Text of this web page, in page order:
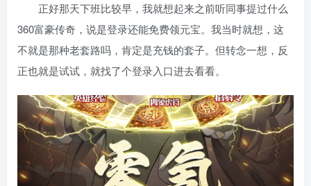
正好那天下班比较早，我就想起来之前听同事提过什么
360富豪传奇，说是登录还能免费领元宝。我当时就想，这
不就是那种老套路吗，肯定是充钱的套子。但转念一想，反
正也就是试试，就找了个登录入口进去看看。